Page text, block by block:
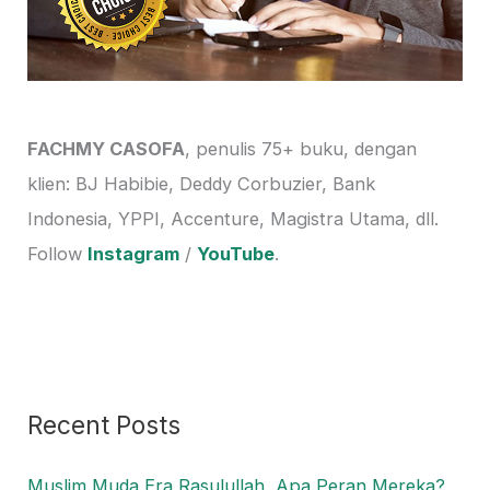
FACHMY CASOFA, penulis 75+ buku, dengan
klien: BJ Habibie, Deddy Corbuzier, Bank
Indonesia, YPPI, Accenture, Magistra Utama, dll.
Follow Instagram /YouTube.
Recent Posts